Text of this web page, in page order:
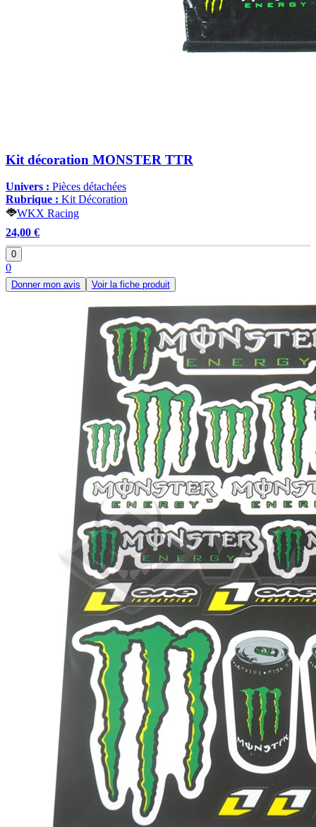
Kit décoration MONSTER TTR
Univers : Pièces détachées
Rubrique : Kit Décoration
WKX Racing
24,00 €
0
0
Donner mon avis Voir la fiche produit